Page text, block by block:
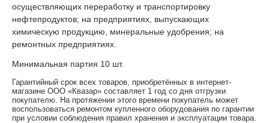
осуществляющих переработку и транспортировку
нефтепродуктов; на предприятиях, выпускающих
химическую продукцию, минеральные удобрения; на
ремонтных предприятиях.
Минимальная партия 10 шт.
Гарантийный срок всех товаров, приобретённых в интернет-
магазине ООО «Квазар» составляет 1 год со дня отгрузки
покупателю. На протяжении этого времени покупатель может
воспользоваться ремонтом купленного оборудования по гарантии
при условии соблюдения правил хранения и эксплуатации товара.